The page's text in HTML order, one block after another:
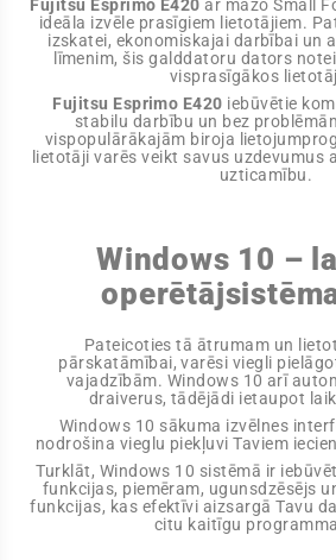
Fujitsu Esprimo E420 ar mazo Small
ideāla izvēle prasīgiem lietotājiem.
izskatei, ekonomiskajai darbībai un
līmenim, šis galddatoru dators
visprasīgākos
Fujitsu Esprimo E420 iebūvētie
stabilu darbību un bez
vispopulārākajām biroja
lietotāji varēs veikt savus uzdevumus
uzticamību.
Windows 10 –
Pateicoties tā ātrumam un
pārskatāmībai, varēsi viegli
vajadzībām. Windows 10 arī
draiverus, tādējādi ietaupot
Windows 10 sākuma izvēlnes
nodrošina vieglu piekļuvi Taviem
Turklāt, Windows 10 sistēmā ir
funkcijas, piemēram, ugunsdzēsējs
funkcijas, kas efektīvi aizsargā Tavu
citu kaitīgu